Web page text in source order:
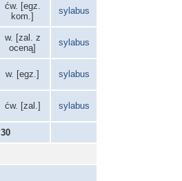
ćw. [egz.
kom.]
sylabus
w. [zal. z
oceną]
sylabus
w. [egz.] sylabus
ćw. [zal.] sylabus
30